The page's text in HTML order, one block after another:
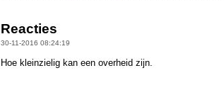
Reacties
30-11-2016 08:24:19
Hoe kleinzielig kan een overheid zijn.